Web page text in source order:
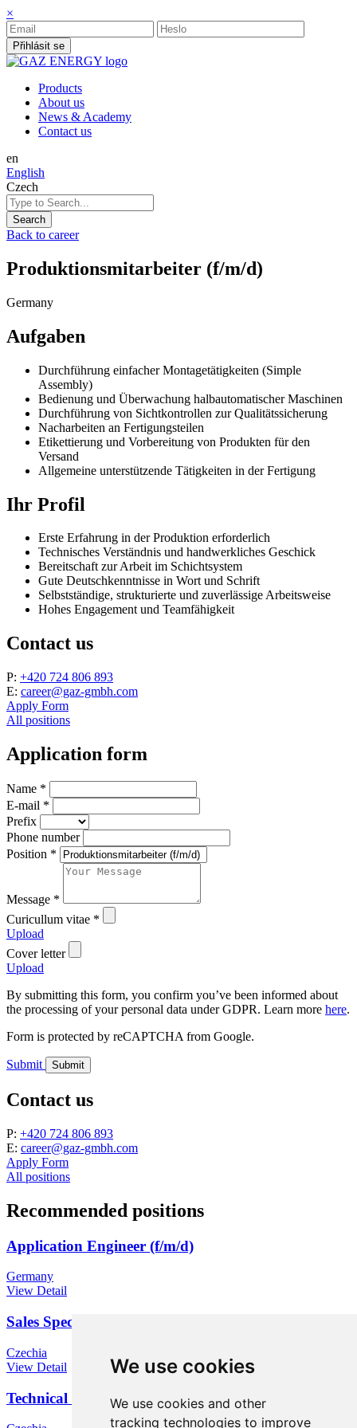
We use cookies
We use cookies and other
tracking technologies to improve
×
Přihlásit se
Products
About us
News & Academy
Contact us
en
English
Czech
Back to career
Produktionsmitarbeiter (f/m/d)
Germany
Aufgaben
Durchführung einfacher Montagetätigkeiten (Simple
Assembly)
Bedienung und Überwachung halbautomatischer Maschinen
Durchführung von Sichtkontrollen zur Qualitätssicherung
Nacharbeiten an Fertigungsteilen
Etikettierung und Vorbereitung von Produkten für den
Versand
Allgemeine unterstützende Tätigkeiten in der Fertigung
Ihr Profil
Erste Erfahrung in der Produktion erforderlich
Technisches Verständnis und handwerkliches Geschick
Bereitschaft zur Arbeit im Schichtsystem
Gute Deutschkenntnisse in Wort und Schrift
Selbstständige, strukturierte und zuverlässige Arbeitsweise
Hohes Engagement und Teamfähigkeit
Contact us
P: +420 724 806 893
E: career@gaz-gmbh.com
Apply Form
All positions
Application form
Name *
E-mail *
Prefix
Phone number
Position *
Message *
Curicullum vitae *
Upload
Cover letter
Upload
By submitting this form, you confirm you’ve been informed about
the processing of your personal data under GDPR. Learn more here.
Form is protected by reCAPTCHA from Google.
Submit
Contact us
P: +420 724 806 893
E: career@gaz-gmbh.com
Apply Form
All positions
Recommended positions
Application Engineer (f/m/d)
Germany
View Detail
Sales Specialist
Czechia
View Detail
Technical sales engineer